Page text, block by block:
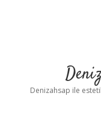
Denizahsap ile